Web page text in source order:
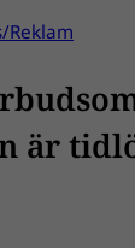
Reklam
är